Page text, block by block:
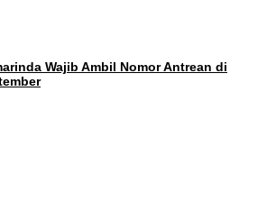
Wajib Ambil Nomor Antrean di